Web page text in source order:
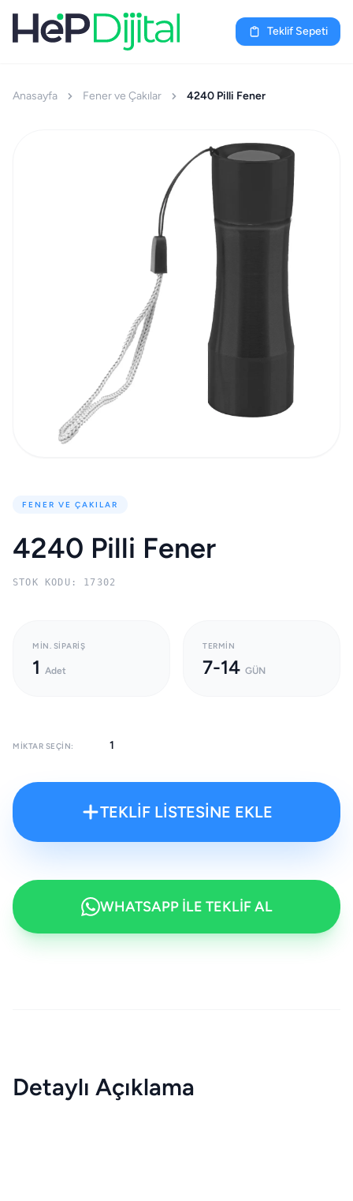
Teklif Sepeti
Anasayfa Fener ve Çakılar 4240 Pilli Fener
FENER VE ÇAKILAR
4240 Pilli Fener
STOK KODU: 17302
MIN. SIPARIŞ
1 Adet
TERMIN
7-14 GÜN
MIKTAR SEÇIN:
TEKLİF LİSTESİNE EKLE
WHATSAPP İLE TEKLİF AL
Detaylı Açıklama